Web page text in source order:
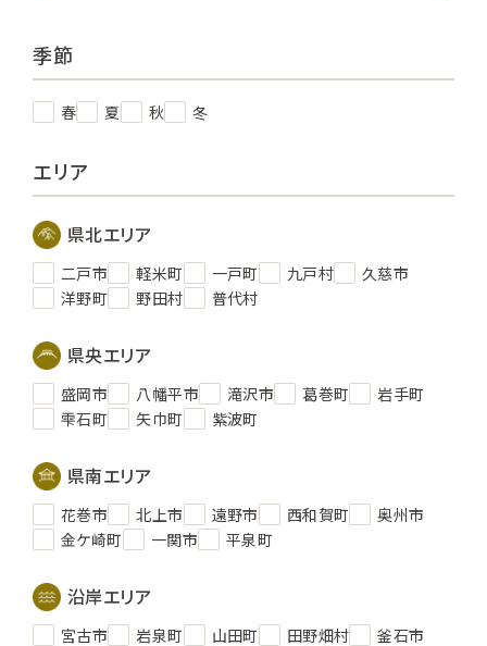
季節
春 夏 秋 冬
エリア
県北エリア
二戸市 軽米町 一戸町 九戸村
久慈市
洋野町
野田村 普代村
県央エリア
盛岡市 八幡平市 滝沢市 葛巻町
岩手町
雫石町
矢巾町 紫波町
県南エリア
花巻市 北上市 遠野市 西和賀町
奥州市
金ケ崎町
一関市 平泉町
沿岸エリア
宮古市 岩泉町 山田町 田野畑村
釜石市